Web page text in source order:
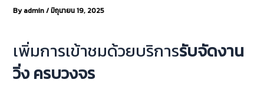
Byadmin/มิถุนายน 19, 2025
เพิ่มการเข้าชมด้วยบริการรับจัดงาน
วิ่ง ครบวงจร